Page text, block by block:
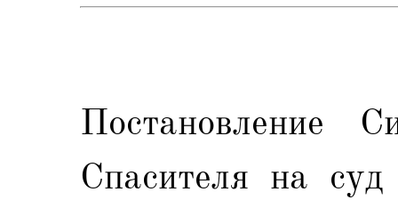
Постановление
Спасителя на